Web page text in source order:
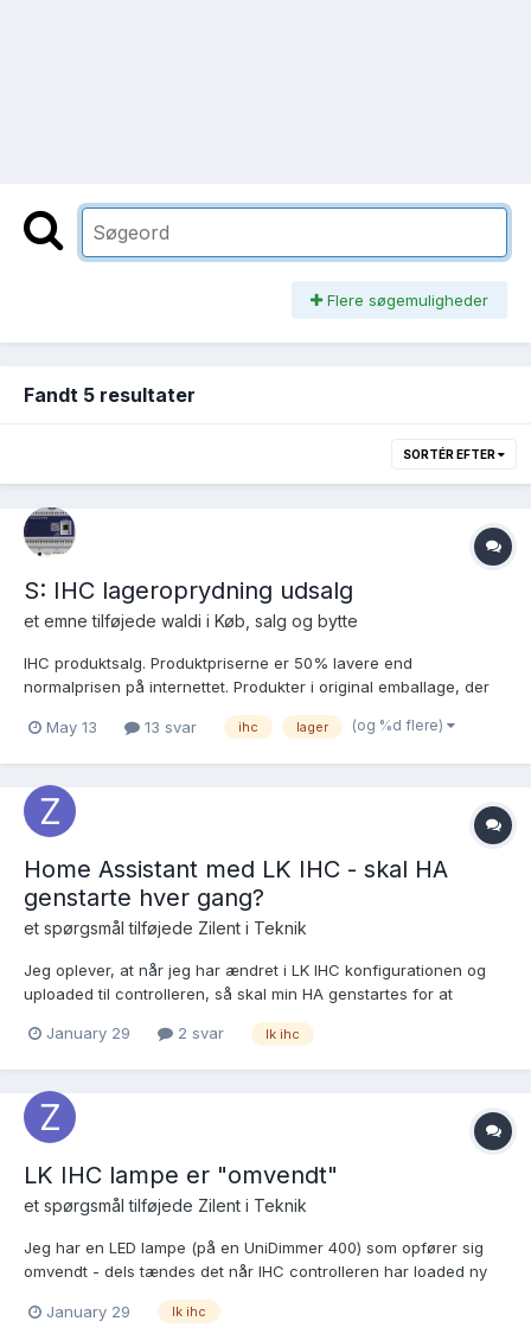
Flere søgemuligheder
Fandt 5 resultater
SORTÉR EFTER
S: IHC lageroprydning udsalg
et emne tilføjede waldi i Køb, salg og bytte
IHC produktsalg. Produktpriserne er 50% lavere end
normalprisen på internettet. Produkter i original emballage, der
været sat i stikkontakten 24 timer i døgnet. produktliste Levering
May 13 13 svar ihc lager (og %d flere)
Home Assistant med LK IHC - skal HA
genstarte hver gang?
et spørgsmål tilføjede Zilent i Teknik
Jeg oplever, at når jeg har ændret i LK IHC konfigurationen og
uploaded til controlleren, så skal min HA genstartes for at
i HAs opsætning (devices/entities m.v.) der er berørt. Er det et
January 29 2 svar lk ihc
LK IHC lampe er "omvendt"
et spørgsmål tilføjede Zilent i Teknik
Jeg har en LED lampe (på en UniDimmer 400) som opfører sig
omvendt - dels tændes det når IHC controlleren har loaded ny
viser den omvendt status i Home Assistant (tændt når den er
January 29 lk ihc